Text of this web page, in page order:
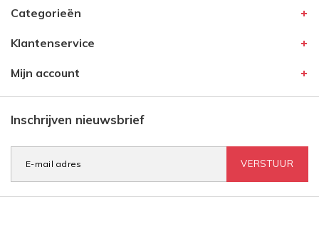
Categorieën
Klantenservice
Mijn account
Inschrijven nieuwsbrief
VERSTUUR